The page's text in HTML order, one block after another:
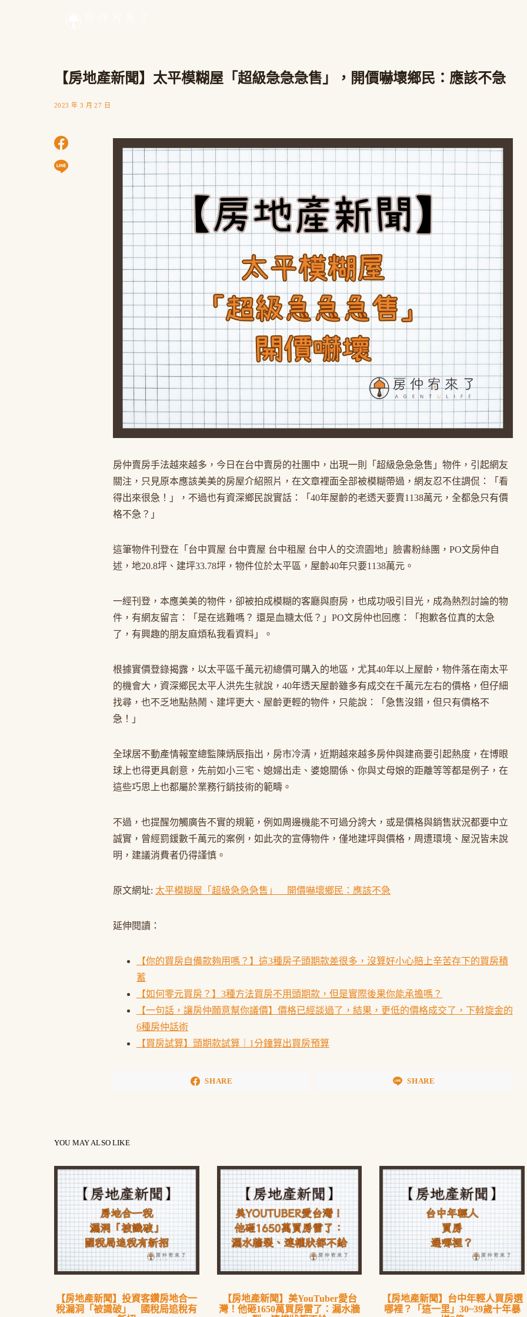
【房地產新聞】太平模糊屋「超級急急急售」，開價嚇壞鄉民：應該不急
2023 年 3 月 27 日
房仲賣房手法越來越多，今日在台中賣房的社團中，出現一則「超級急急急售」物件，引起網友
關注，只見原本應該美美的房屋介紹照片，在文章裡面全部被模糊帶過，網友忍不住調侃：「看
得出來很急！」，不過也有資深鄉民說實話：「40年屋齡的老透天要賣1138萬元，全都急只有價
格不急？」
這筆物件刊登在「台中買屋 台中賣屋 台中租屋 台中人的交流園地」臉書粉絲團，PO文房仲自
述，地20.8坪、建坪33.78坪，物件位於太平區，屋齡40年只要1138萬元。
一經刊登，本應美美的物件，卻被拍成模糊的客廳與廚房，也成功吸引目光，成為熱烈討論的物
件，有網友留言：「是在逃難嗎？ 還是血糖太低？」PO文房仲也回應：「抱歉各位真的太急
了，有興趣的朋友麻煩私我看資料」。
根據實價登錄揭露，以太平區千萬元初總價可購入的地區，尤其40年以上屋齡，物件落在南太平
的機會大，資深鄉民太平人洪先生就說，40年透天屋齡雖多有成交在千萬元左右的價格，但仔細
找尋，也不乏地點熱鬧、建坪更大、屋齡更輕的物件，只能說：「急售沒錯，但只有價格不
急！」
全球居不動產情報室總監陳炳辰指出，房市冷清，近期越來越多房仲與建商要引起熱度，在博眼
球上也得更具創意，先前如小三宅、媳婦出走、婆媳關係、你與丈母娘的距離等等都是例子，在
這些巧思上也都屬於業務行銷技術的範疇。
不過，也提醒勿觸廣告不實的規範，例如周邊機能不可過分誇大，或是價格與銷售狀況都要中立
誠實，曾經罰鍰數千萬元的案例，如此次的宣傳物件，僅地建坪與價格，周遭環境、屋況皆未說
明，建議消費者仍得謹慎。
原文網址: 太平模糊屋「超級急急急售」 開價嚇壞鄉民：應該不急
延伸閱讀：
【你的買房自備款夠用嗎？】這3種房子頭期款差很多，沒算好小心賠上辛苦存下的買房積
蓄
【如何零元買房？】3種方法買房不用頭期款，但是實際後果你能承擔嗎？
【一句話，讓房仲願意幫你議價】價格已經談過了，結果，更低的價格成交了，下斡旋金的
6種房仲話術
【買房試算】頭期款試算｜1分鐘算出買房預算
SHARE SHARE
YOU MAY ALSO LIKE
【房地產新聞】投資客鑽房地合一
稅漏洞「被識破」 國稅局追稅有
【房地產新聞】美YouTuber愛台
灣！他砸1650萬買房雷了：漏水牆
【房地產新聞】台中年輕人買房選
哪裡？「這一里」30~39歲十年暴